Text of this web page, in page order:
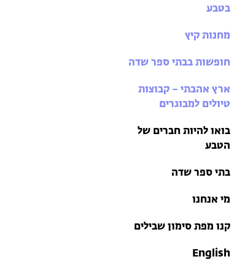
טיולים למבוגרים: ארץ
מחנות קיץ
בטבע
מחנות קיץ
חופשות בבתי ספר שדה
ארץ אהבתי – קבוצות
טיולים למבוגרים
בואו להיות חברים של
הטבע
בתי ספר שדה
מי אנחנו
קנו מפת סימון שבילים
English